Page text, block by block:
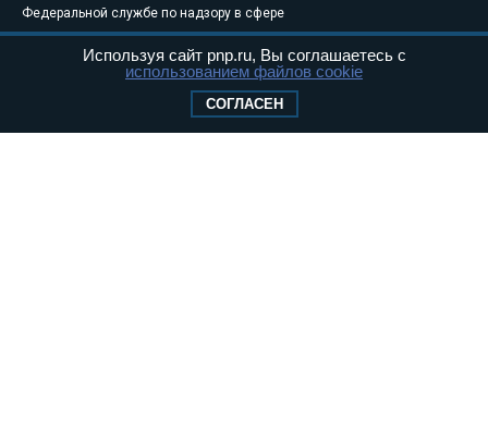
Федеральной службе по надзору в сфере
связи, информационных технологий и
массовых коммуникаций (Роскомнадзор) 05
Свидетельство о регистрации Эл № ФС77-
Используя сайт pnp.ru, Вы соглашаетесь с
использованием файлов cookie
СОГЛАСЕН